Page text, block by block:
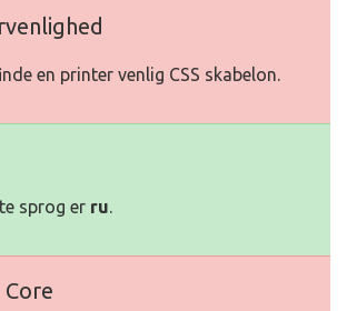
en printer venlig CSS skabelon.
sprog er ru.
Core